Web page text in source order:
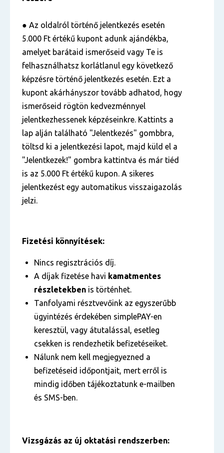
● Az oldalról történő jelentkezés esetén
5.000 Ft értékű kupont adunk ajándékba,
amelyet barátaid ismerőseid vagy Te is
felhasználhatsz korlátlanul egy következő
képzésre történő jelentkezés esetén. Ezt a
kupont akárhányszor tovább adhatod, hogy
ismerőseid rögtön kedvezménnyel
jelentkezhessenek képzéseinkre. Kattints a
lap alján található "Jelentkezés" gombbra,
töltsd ki a jelentkezési lapot, majd küld el a
"Jelentkezek!" gombra kattintva és már tiéd
is az 5.000 Ft értékű kupon. A sikeres
jelentkezést egy automatikus visszaigazolás
jelzi.
Fizetési könnyítések:
Nincs regisztrációs díj.
A díjak fizetése havi kamatmentes
részletekben is történhet.
Tanfolyami résztvevőink az egyszerűbb
ügyintézés érdekében simplePAY-en
keresztül, vagy átutalással, esetleg
csekken is rendezhetik befizetéseiket.
Nálunk nem kell megjegyezned a
befizetéseid időpontjait, mert erről is
mindig időben tájékoztatunk e-mailben
és SMS-ben.
Vizsgázás az új oktatási rendszerben: